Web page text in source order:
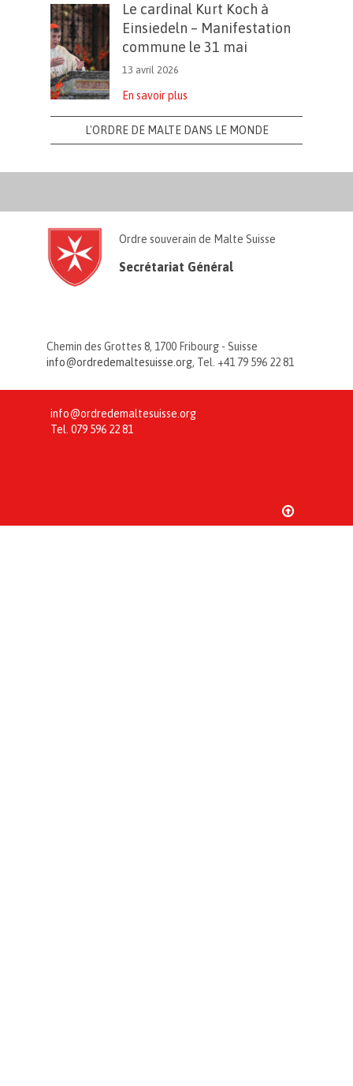
Le cardinal Kurt Koch à
Einsiedeln – Manifestation
commune le 31 mai
13 avril 2026
En savoir plus
L'ORDRE DE MALTE DANS LE MONDE
Ordre souverain de Malte Suisse
Secrétariat Général
Chemin des Grottes 8, 1700 Fribourg - Suisse
info@ordredemaltesuisse.org, Tel. +41 79 596 22 81
info@ordredemaltesuisse.org
Tel. 079 596 22 81